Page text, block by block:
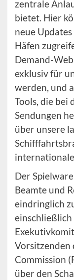
zentrale
bietet. Hier
neue
Häfen
Demand-
exklusiv für
werden, und
Tools, die bei
Sendungen
über unsere
Der
Beamte und
eindringlich
einschließlich
Vorsitzenden
Commission
über den